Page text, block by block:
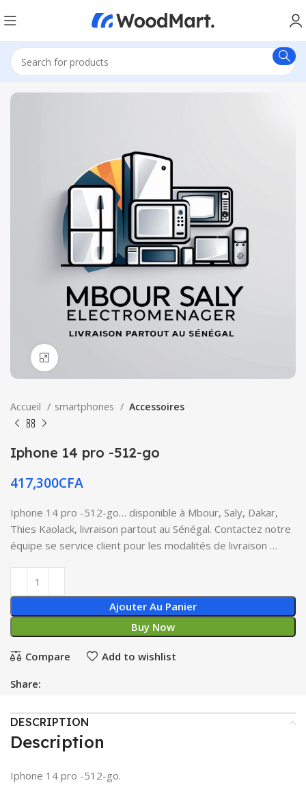
Accueil smartphones Accessoires
Iphone 14 pro -512-go
417,300CFA
Iphone 14 pro -512-go… disponible à Mbour, Saly, Dakar,
Thies Kaolack, livraison partout au Sénégal. Contactez notre
équipe se service client pour les modalités de livraison …
Ajouter Au Panier
Buy Now
Compare Add to wishlist
Share:
DESCRIPTION
Description
Iphone 14 pro -512-go.